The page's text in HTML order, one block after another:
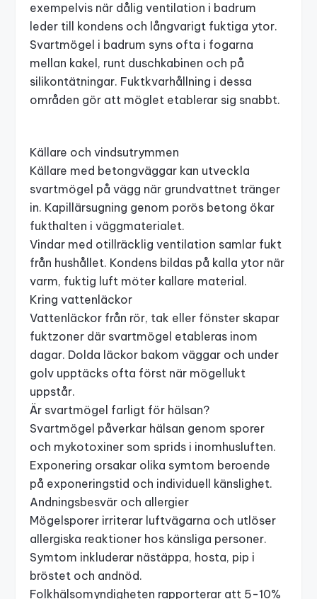
exempelvis när dålig ventilation i badrum
leder till kondens och långvarigt fuktiga ytor.
Svartmögel i badrum syns ofta i fogarna
mellan kakel, runt duschkabinen och på
silikontätningar. Fuktkvarhållning i dessa
områden gör att möglet etablerar sig snabbt.
Källare och vindsutrymmen
Källare med betongväggar kan utveckla
svartmögel på vägg när grundvattnet tränger
in. Kapillärsugning genom porös betong ökar
fukthalten i väggmaterialet.
Vindar med otillräcklig ventilation samlar fukt
från hushållet. Kondens bildas på kalla ytor när
varm, fuktig luft möter kallare material.
Kring vattenläckor
Vattenläckor från rör, tak eller fönster skapar
fuktzoner där svartmögel etableras inom
dagar. Dolda läckor bakom väggar och under
golv upptäcks ofta först när mögellukt
uppstår.
Är svartmögel farligt för hälsan?
Svartmögel påverkar hälsan genom sporer
och mykotoxiner som sprids i inomhusluften.
Exponering orsakar olika symtom beroende
på exponeringstid och individuell känslighet.
Andningsbesvär och allergier
Mögelsporer irriterar luftvägarna och utlöser
allergiska reaktioner hos känsliga personer.
Symtom inkluderar nästäppa, hosta, pip i
bröstet och andnöd.
Folkhälsomyndigheten rapporterar att 5-10%